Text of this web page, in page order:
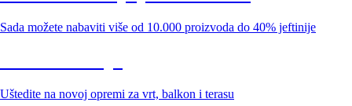
Sada možete nabaviti više od 10.000 proizvoda do 40% jeftinije
Uštedite na novoj opremi za vrt, balkon i terasu